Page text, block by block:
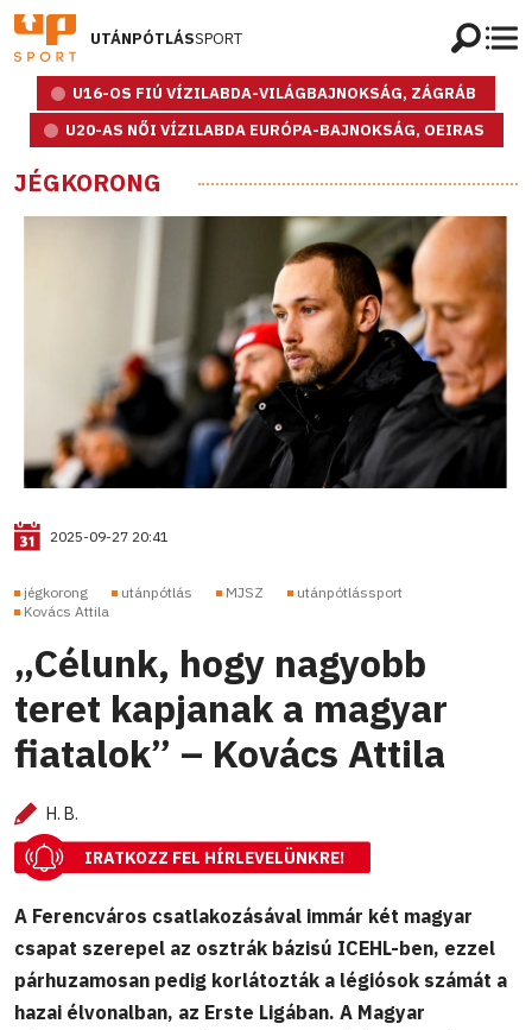
UTÁNPÓTLÁSSPORT
U16-OS FIÚ VÍZILABDA-VILÁGBAJNOKSÁG, ZÁGRÁB
U20-AS NŐI VÍZILABDA EURÓPA-BAJNOKSÁG, OEIRAS
JÉGKORONG
2025-09-27 20:41
jégkorong utánpótlás MJSZ
utánpótlássport
Kovács Attila
„Célunk, hogy nagyobb
teret kapjanak a magyar
fiatalok” – Kovács Attila
H. B.
IRATKOZZ FEL HÍRLEVELÜNKRE!
A Ferencváros csatlakozásával immár két magyar
csapat szerepel az osztrák bázisú ICEHL-ben, ezzel
párhuzamosan pedig korlátozták a légiósok számát a
hazai élvonalban, az Erste Ligában. A Magyar